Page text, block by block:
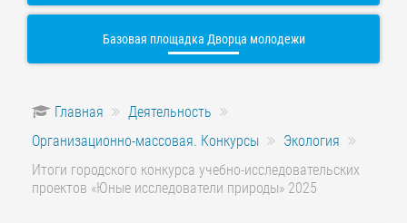
Базовая площадка Дворца молодежи
Главная
Деятельность
Организационно-массовая. Конкурсы
Экология
Итоги городского конкурса учебно-исследовательских
проектов «Юные исследователи природы» 2025